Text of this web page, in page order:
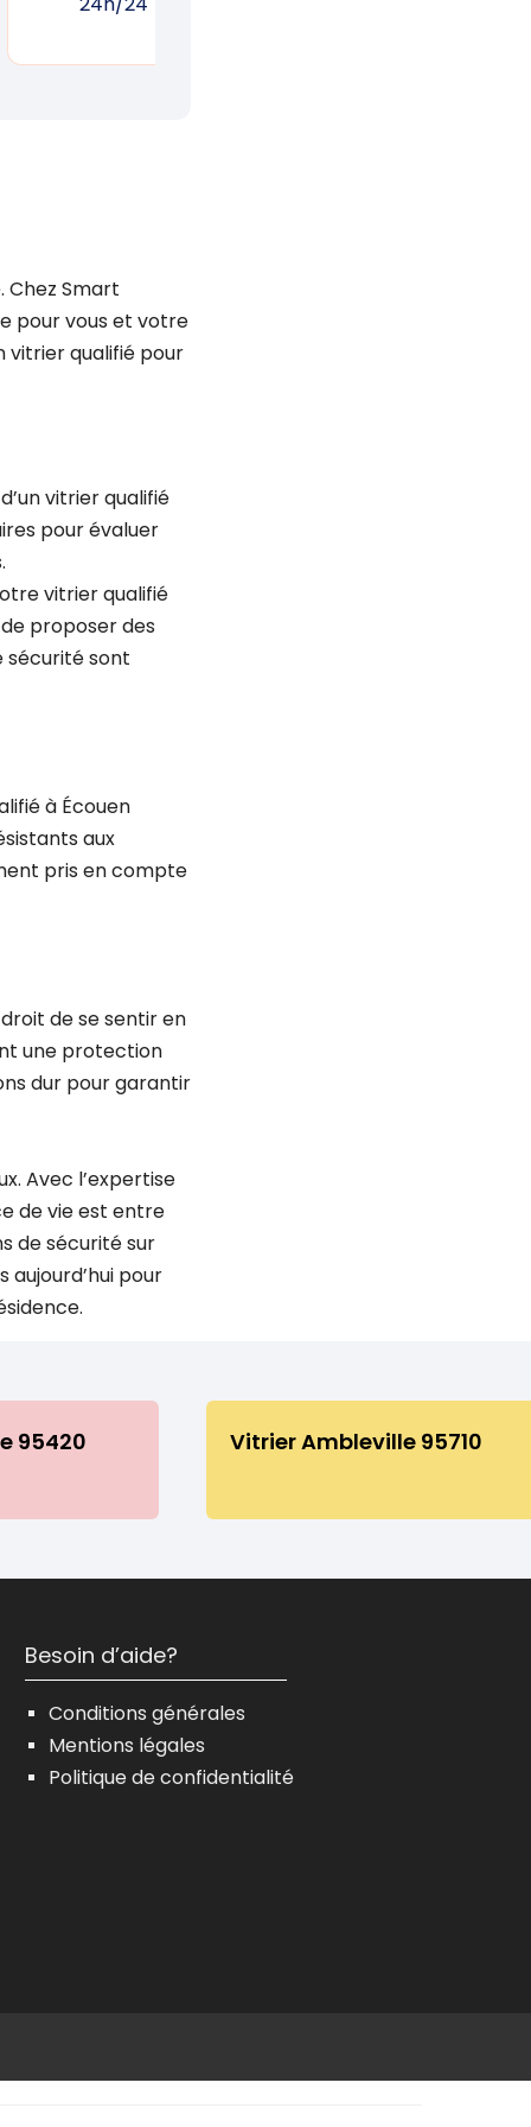
Chez Smart
pour vous et votre
vitrier qualifié pour
vitrier qualifié
pour évaluer
vitrier qualifié
proposer des
sécurité sont
à Écouen
aux
pris en compte
de se sentir en
une protection
dur pour garantir
Avec l’expertise
de vie est entre
de sécurité sur
pour
95420 Vitrier Ambleville 95710
Besoin d’aide?
Conditions générales
Mentions légales
Politique de confidentialité